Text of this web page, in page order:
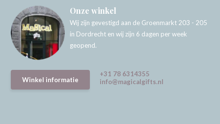
Onze winkel
Wij zijn gevestigd aan de Groenmarkt 203 - 205
in Dordrecht en wij zijn 6 dagen per week
geopend.
Winkel informatie
+31 78 6314355
info@magicalgifts.nl